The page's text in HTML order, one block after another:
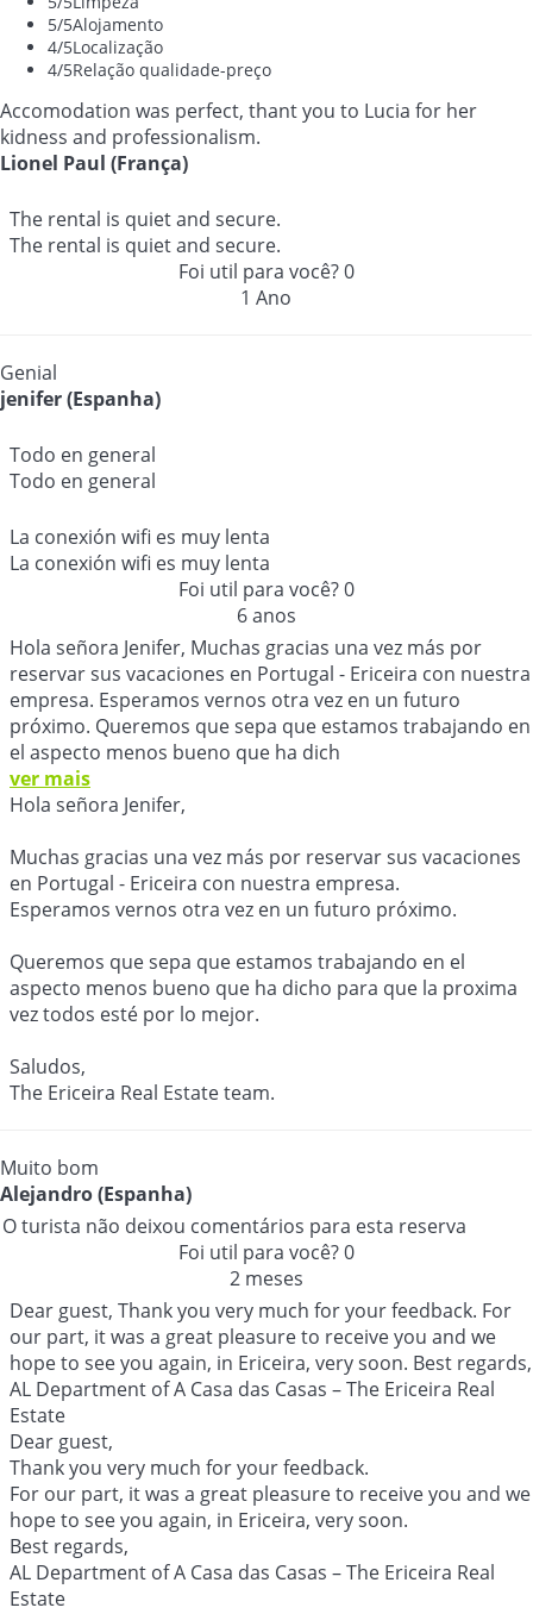
5/5Alojamento
4/5Localização
4/5Relação qualidade-preço
Accomodation was perfect, thant you to Lucia for her
kidness and professionalism.
Lionel Paul (França)
The rental is quiet and secure.
The rental is quiet and secure.
Foi util para você?0
1 Ano
Genial
jenifer (Espanha)
Todo en general
Todo en general
La conexión wifi es muy lenta
La conexión wifi es muy lenta
Foi util para você?0
6 anos
Hola señora Jenifer, Muchas gracias una vez más por
reservar sus vacaciones en Portugal - Ericeira con nuestra
empresa. Esperamos vernos otra vez en un futuro
próximo. Queremos que sepa que estamos trabajando en
el aspecto menos bueno que ha dich
ver mais
Hola señora Jenifer,
Muchas gracias una vez más por reservar sus vacaciones
en Portugal - Ericeira con nuestra empresa.
Esperamos vernos otra vez en un futuro próximo.
Queremos que sepa que estamos trabajando en el
aspecto menos bueno que ha dicho para que la proxima
vez todos esté por lo mejor.
Saludos,
The Ericeira Real Estate team.
Muito bom
Alejandro (Espanha)
O turista não deixou comentários para esta reserva
Foi util para você?0
2 meses
Dear guest, Thank you very much for your feedback. For
our part, it was a great pleasure to receive you and we
hope to see you again, in Ericeira, very soon. Best regards,
AL Department of A Casa das Casas – The Ericeira Real
Estate
Dear guest,
Thank you very much for your feedback.
For our part, it was a great pleasure to receive you and we
hope to see you again, in Ericeira, very soon.
Best regards,
AL Department of A Casa das Casas – The Ericeira Real
Estate